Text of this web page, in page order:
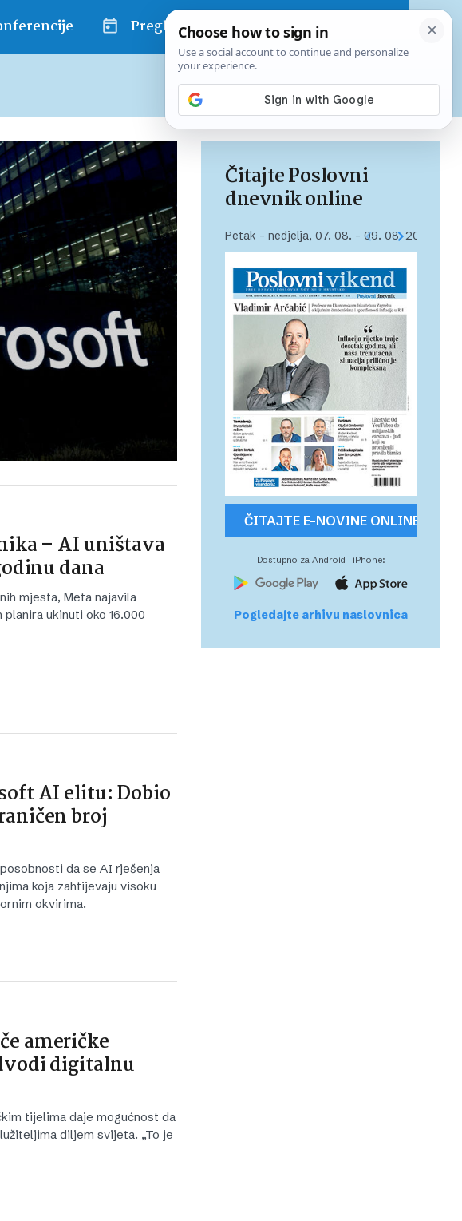
Pregled dana
Već od 10 EUR mjesečno
– AI uništava
dana
mjesta, Meta najavila
ukinuti oko 16.000
AI elitu: Dobio
broj
da se AI rješenja
koja zahtijevaju visoku
okvirima.
američke
digitalnu
tijelima daje mogućnost da
diljem svijeta. „To je
Čitajte Poslovni
dnevnik online
Petak – nedjelja, 07. 08. – 09. 08. 2026.
ČITAJTE E-NOVINE ONLINE
Dostupno za Android i iPhone:
Pogledajte arhivu naslovnica